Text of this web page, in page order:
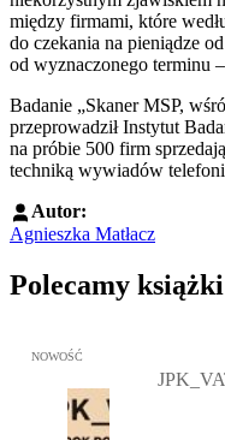
między firmami, które
do czekania na pieniądze
od wyznaczonego terminu
Badanie „Skaner MSP,
przeprowadził Instytut
na próbie 500 firm
techniką wywiadów
Autor:
Agnieszka Matłacz
Polecamy
Przejdź do: JPK_VAT
NOWOŚĆ